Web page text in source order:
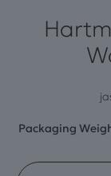
Packaging